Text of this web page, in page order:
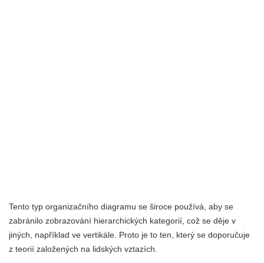
Tento typ organizačního diagramu se široce používá, aby se
zabránilo zobrazování hierarchických kategorií, což se děje v
jiných, například ve vertikále. Proto je to ten, který se doporučuje
z teorií založených na lidských vztazích.